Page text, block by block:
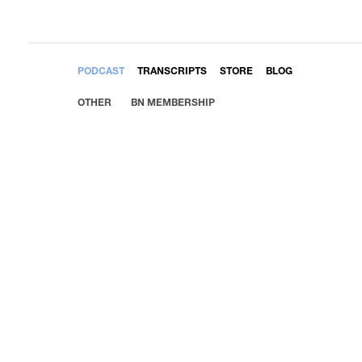
PODCAST TRANSCRIPTS STORE BLOG
OTHER BN MEMBERSHIP